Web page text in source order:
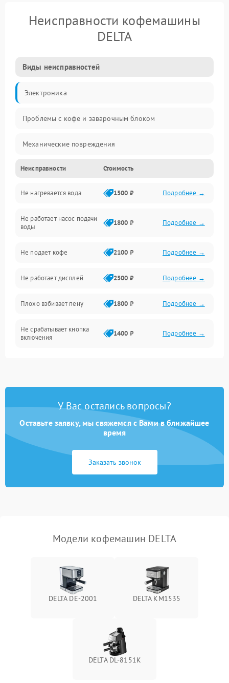
Неисправности кофемашины
DELTA
Виды неисправностей
Электроника
Проблемы с кофе и заварочным блоком
Механические повреждения
Прочие неисправности
Включение и работа
Проблемы с водой
Проблемы с капучинатором и паром
Управление и электроника
Программное обеспечение
Неисправности Стоимость
Не нагревается вода 1500 ₽ Подробнее →
Не работает насос подачи
воды
1800 ₽ Подробнее →
Не подает кофе 2100 ₽ Подробнее →
Не работает дисплей 2500 ₽ Подробнее →
Плохо взбивает пену 1800 ₽ Подробнее →
Не срабатывает кнопка
включения
1400 ₽ Подробнее →
Постоянные сбои в работе 1500 ₽ Подробнее →
У Вас остались вопросы?
Оставьте заявку, мы свяжемся с Вами в ближайшее
время
Заказать звонок
Модели кофемашин DELTA
DELTA DE-2001 DELTA KM1535
DELTA DL-8151K